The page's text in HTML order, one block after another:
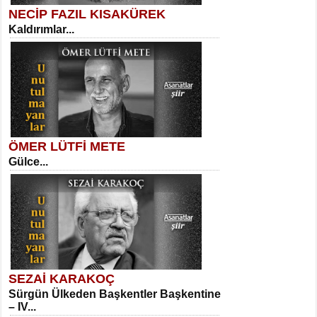
SELAHATTİN YILDIZ
İnsanın Zindanı...
MEHMET TAŞTAN
Vagon’da Bir Şairle...
SITKI CANEY
Oruçla Devrim ve Özgürlüğe…...
Sibel Orhan
İki Kırık Boşluk...
Meral Yağmur
Eski Bir Şiir...
NECİP FAZIL KISAKÜREK
Kaldırımlar...
ÖMER LÜTFİ METE
Gülce...
SEZAİ KARAKOÇ
Sürgün Ülkeden Başkentler Başkentine
– IV...